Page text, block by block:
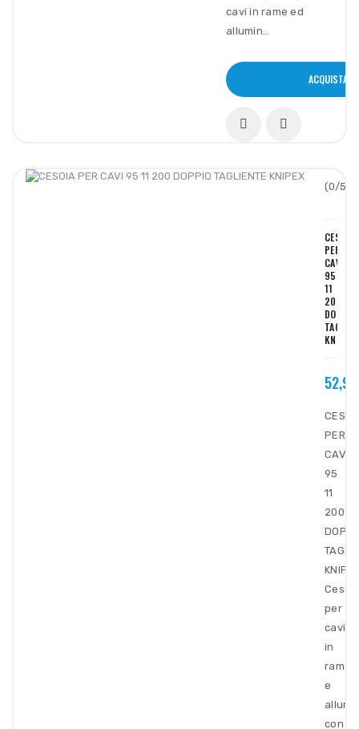
cavi in rame ed
allumin..
ACQUISTA
(0/5):
CESOIA
PER
CAVI
95
11
200
DOPPIO
KNIPEX
PER
CAVI
95
11
200
per
cavi
in
rame
e
con